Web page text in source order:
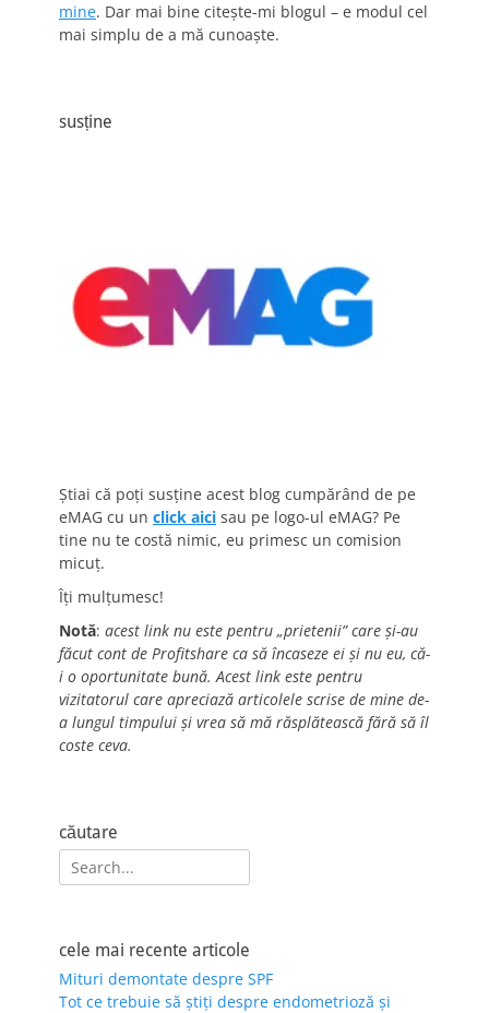
mine. Dar mai bine citește-mi blogul – e modul cel
mai simplu de a mă cunoaște.
susține
Știai că poți susține acest blog cumpărând de pe
eMAG cu un click aici sau pe logo-ul eMAG? Pe
tine nu te costă nimic, eu primesc un comision
micuț.
Îți mulțumesc!
Notă: acest link nu este pentru „prietenii” care și-au
făcut cont de Profitshare ca să încaseze ei și nu eu, că-
i o oportunitate bună. Acest link este pentru
vizitatorul care apreciază articolele scrise de mine de-
a lungul timpului și vrea să mă răsplătească fără să îl
coste ceva.
căutare
Search
for:
cele mai recente articole
Mituri demontate despre SPF
Tot ce trebuie să știți despre endometrioză și